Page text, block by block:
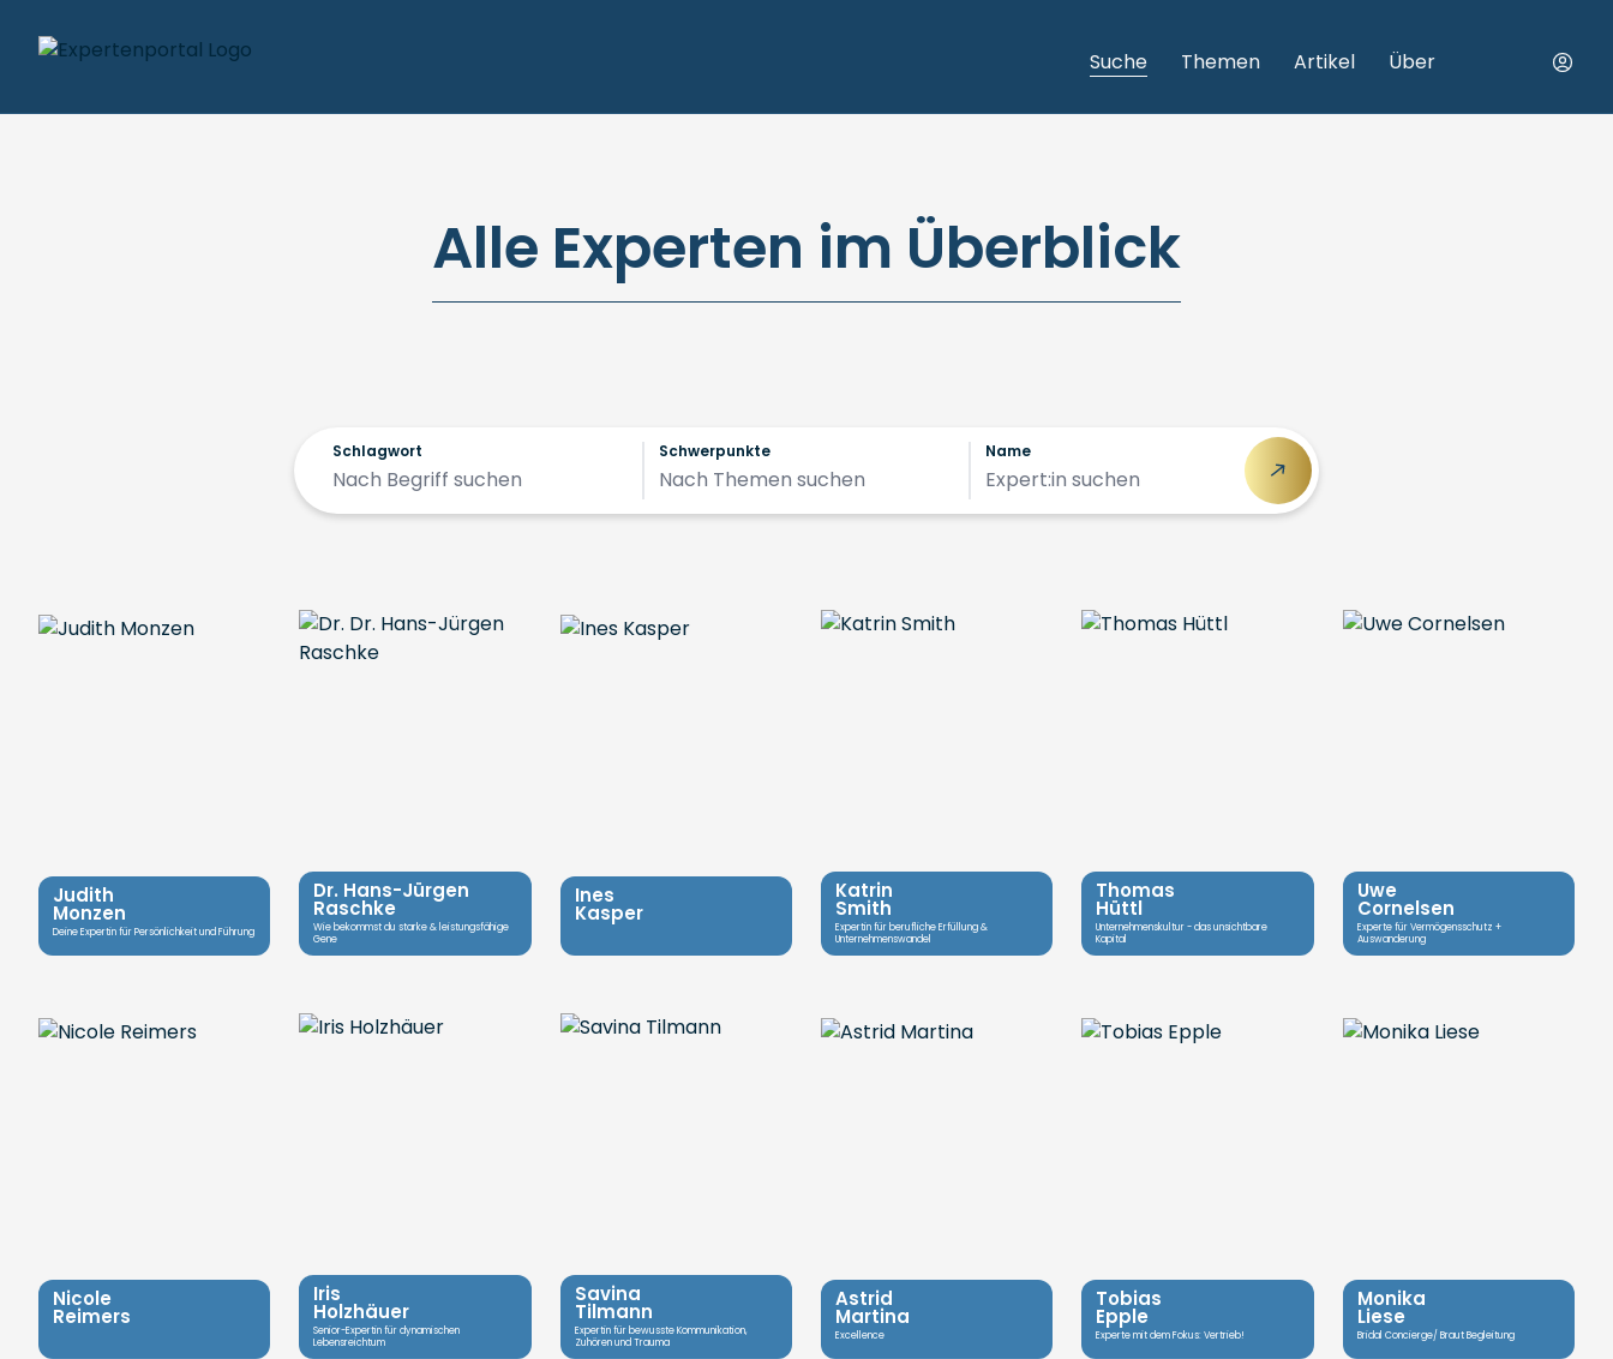
Suche Themen Artikel Über
Alle Experten im Überblick
Schlagwort Schwerpunkte Name
Judith
Monzen
Deine Expertin für Persönlichkeit und Führung
Dr. Hans-Jürgen
Raschke
Wie bekommst du starke & leistungsfähige
Gene
Ines
Kasper
Katrin
Smith
Expertin für berufliche Erfüllung &
Unternehmenswandel
Thomas
Hüttl
Unternehmenskultur - das unsichtbare
Kapital
Uwe
Cornelsen
Experte für Vermögensschutz +
Auswanderung
Nicole
Reimers
Iris
Holzhäuer
Senior-Expertin für dynamischen
Lebensreichtum
Savina
Tilmann
Expertin für bewusste Kommunikation,
Zuhören und Trauma
Astrid
Martina
Excellence
Tobias
Epple
Experte mit dem Fokus: Vertrieb!
Monika
Liese
Bridal Concierge/ Braut Begleitung